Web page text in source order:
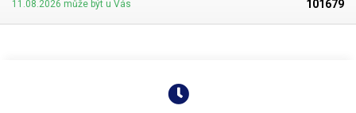
11.08.2026 může být u Vás
101679